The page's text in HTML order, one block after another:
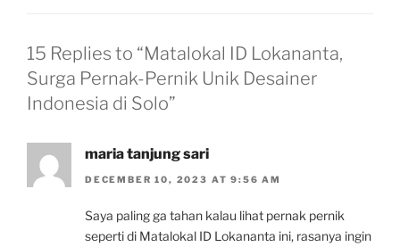
15 Replies to “Matalokal ID Lokananta,
Surga Pernak-Pernik Unik Desainer
Indonesia di Solo”
maria tanjung sari
DECEMBER 10, 2023 AT 9:56 AM
Saya paling ga tahan kalau lihat pernak pernik
seperti di Matalokal ID Lokananta ini, rasanya ingin